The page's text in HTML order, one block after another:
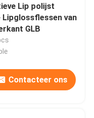
Lip polijst
Lipglossflessen van
GLB
Contacteer ons